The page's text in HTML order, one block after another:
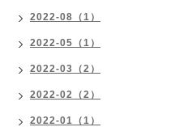
2022-08（1）
2022-05（1）
2022-03（2）
2022-02（2）
2022-01（1）